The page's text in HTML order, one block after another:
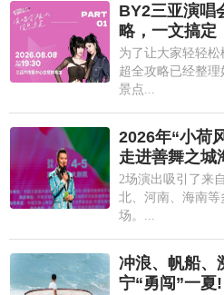
BY2三亚演唱
略，一文搞定
为了让大家轻轻
超全攻略已经整理
景点...
2026年“小荷
走进善舞之城
2场演出吸引了来
北、河南、海南等
场。...
冲浪、帆船
宁“勇闯”一夏!